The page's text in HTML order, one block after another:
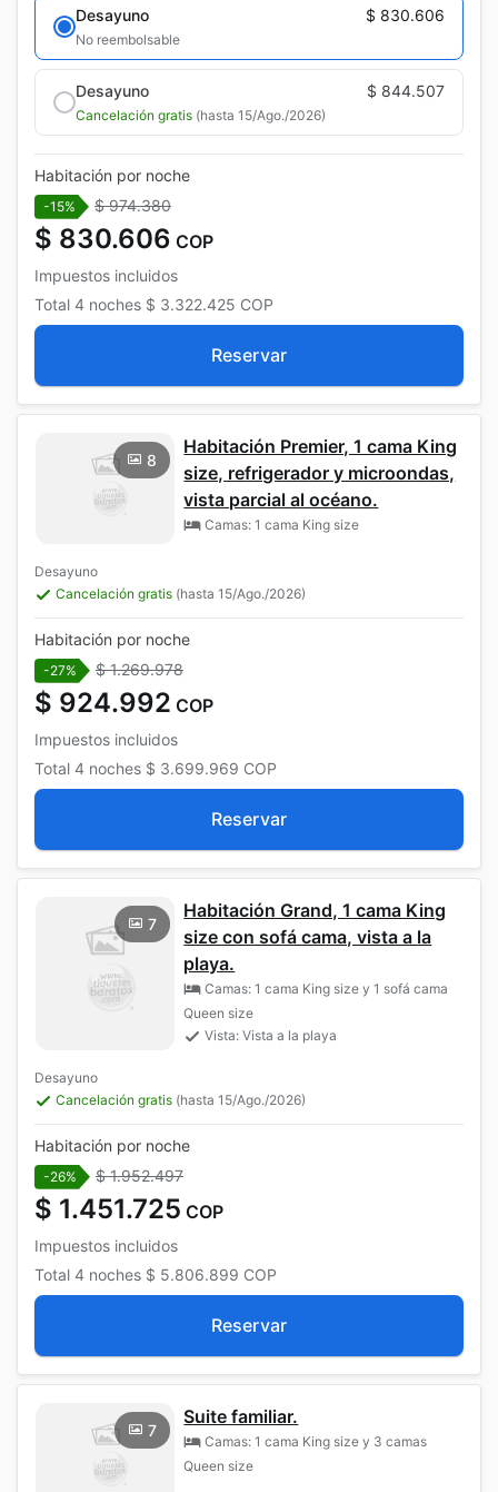
Desayuno
$ 830.606
No reembolsable
Desayuno $ 844.507
Cancelación gratis (hasta 15/Ago./2026)
Habitación por noche
-15% $ 974.380
$ 830.606 COP
Impuestos incluidos
Total 4 noches $ 3.322.425 COP
Reservar
8
Habitación Premier, 1 cama King
size, refrigerador y microondas,
vista parcial al océano.
Camas: 1 cama King size
Desayuno
Cancelación gratis (hasta 15/Ago./2026)
Habitación por noche
-27% $ 1.269.978
$ 924.992 COP
Impuestos incluidos
Total 4 noches $ 3.699.969 COP
Reservar
7
Habitación Grand, 1 cama King
size con sofá cama, vista a la
playa.
Camas: 1 cama King size y 1 sofá cama
Queen size
Vista: Vista a la playa
Desayuno
Cancelación gratis (hasta 15/Ago./2026)
Habitación por noche
-26% $ 1.952.497
$ 1.451.725 COP
Impuestos incluidos
Total 4 noches $ 5.806.899 COP
Reservar
7
Suite familiar.
Camas: 1 cama King size y 3 camas
Queen size